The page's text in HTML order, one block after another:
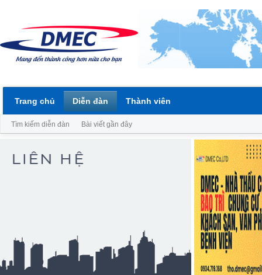
Trang chủ Diễn đàn
Tìm kiếm diễn đàn Bài viết gần đây
Thành viên